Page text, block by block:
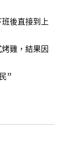
後直接到上
雞，結果因
”
舒適，聚會談天好